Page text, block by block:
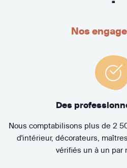
Nos
Des
Nous comptabilisons plus de 2
d'intérieur, décorateurs,
vérifiés un à un par